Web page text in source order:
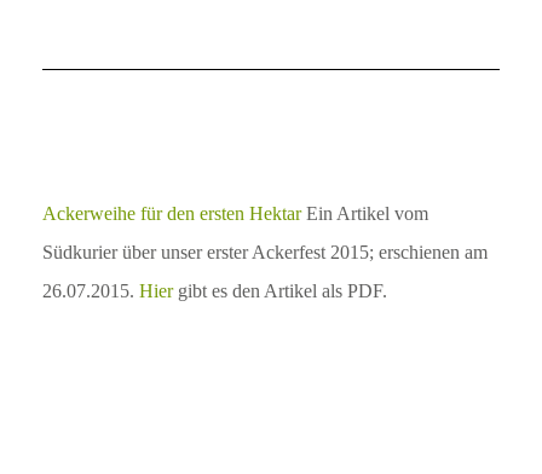
Ackerweihe für den ersten HektarEin Artikel vom
Südkurier über unser erster Ackerfest 2015; erschienen am
26.07.2015. Hiergibt es den Artikel als PDF.